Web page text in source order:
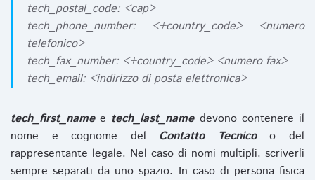
tech_postal_code: <cap>
tech_phone_number: <+country_code> <numero
telefonico>
tech_fax_number: <+country_code> <numero fax>
tech_email: <indirizzo di posta elettronica>
tech_first_namee tech_last_namedevono contenere il
nome e cognome del Contatto Tecnicoo del
rappresentante legale. Nel caso di nomi multipli, scriverli
sempre separati da uno spazio. In caso di persona fisica